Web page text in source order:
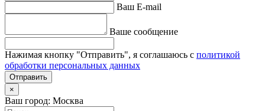
Ваш E-mail
Ваше сообщение
Нажимая кнопку "Отправить", я соглашаюсь с политикой
обработки персональных данных
Отправить
×
Ваш город: Москва